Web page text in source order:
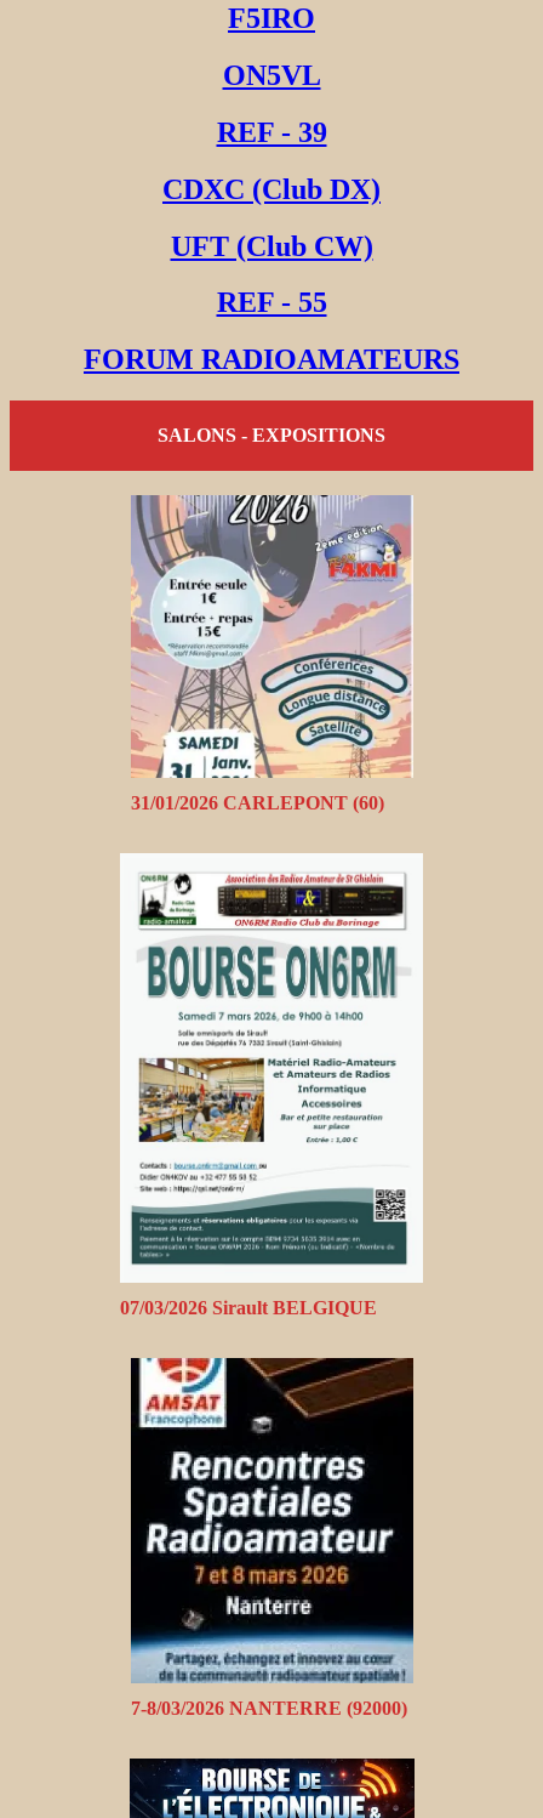
F5IRO
ON5VL
REF - 39
CDXC (Club DX)
UFT (Club CW)
REF - 55
FORUM RADIOAMATEURS
SALONS - EXPOSITIONS
31/01/2026 CARLEPONT (60)
07/03/2026 Sirault BELGIQUE
7-8/03/2026 NANTERRE (92000)